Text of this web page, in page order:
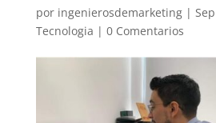
por ingenierosdemarketing|
Tecnologia | 0 Comentarios